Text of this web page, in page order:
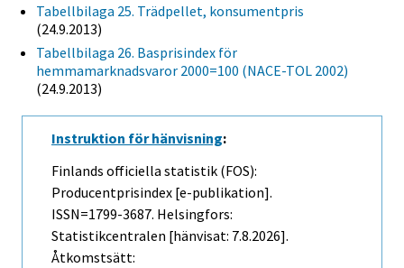
Tabellbilaga 25. Trädpellet, konsumentpris
(24.9.2013)
Tabellbilaga 26. Basprisindex för
hemmamarknadsvaror 2000=100 (NACE-TOL 2002)
(24.9.2013)
Instruktion för hänvisning:
Finlands officiella statistik (FOS):
Producentprisindex [e-publikation].
ISSN=1799-3687. Helsingfors:
Statistikcentralen [hänvisat: 7.8.2026].
Åtkomstsätt: